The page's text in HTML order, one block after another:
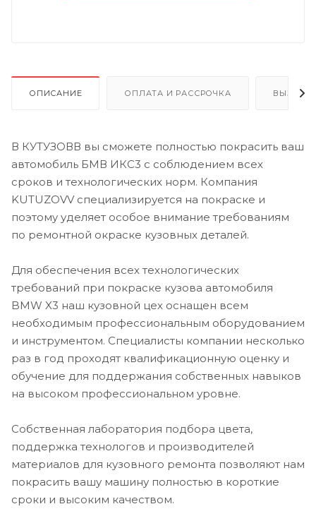
ОПИСАНИЕ ОПЛАТА И РАССРОЧКА ВЫЗОВ
В КУТУЗОВВ вы сможете полностью покрасить ваш
автомобиль БМВ ИКС3 с соблюдением всех
сроков и технологических норм. Компания
KUTUZOVV специализируется на покраске и
поэтому уделяет особое внимание требованиям
по ремонтной окраске кузовных деталей.
Для обеспечения всех технологических
требований при покраске кузова автомобиля
BMW X3 наш кузовной цех оснащен всем
необходимым профессиональным оборудованием
и инструментом. Специалисты компании несколько
раз в год проходят квалификационную оценку и
обучение для поддержания собственных навыков
на высоком профессиональном уровне.
Собственная лаборатория подбора цвета,
поддержка технологов и производителей
материалов для кузовного ремонта позволяют нам
покрасить вашу машину полностью в короткие
сроки и высоким качеством.